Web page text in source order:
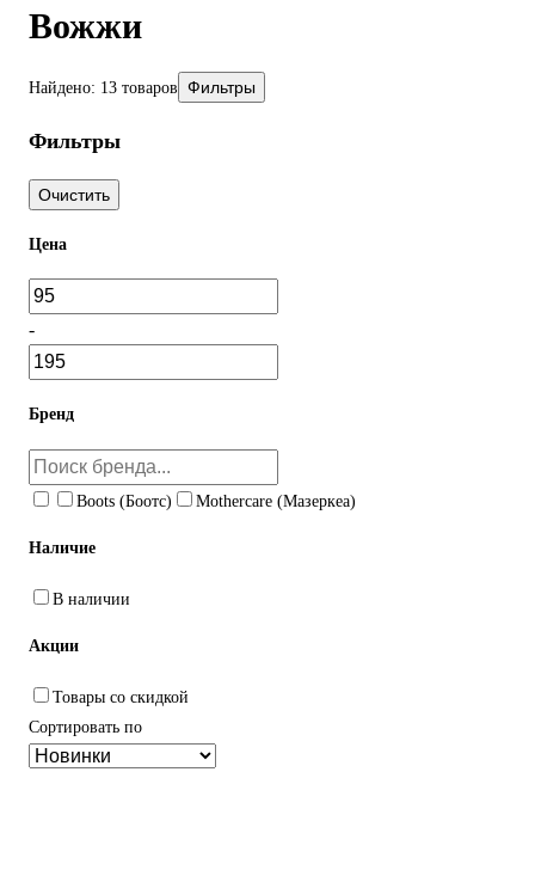
Вожжи
Найдено: 13 товаров Фильтры
Фильтры
Очистить
Цена
-
Бренд
Boots (Боотс) Mothercare (Мазеркеа)
Наличие
В наличии
Акции
Товары со скидкой
Сортировать по